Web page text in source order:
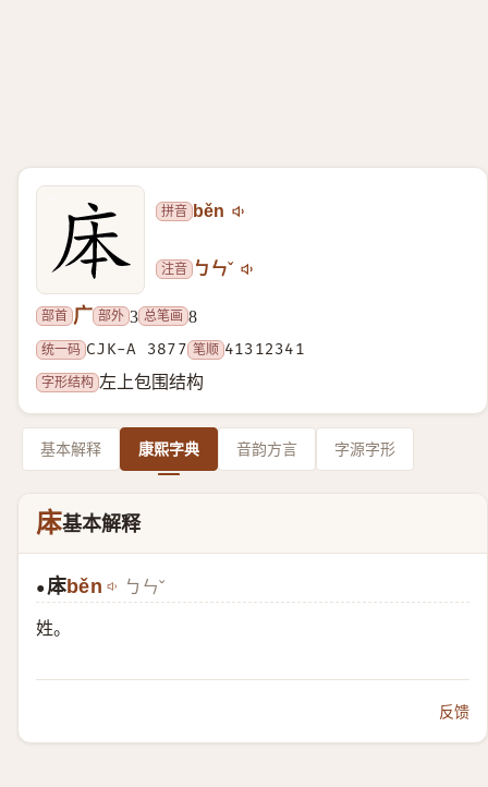
拼音 běn
注音 ㄅㄣˇ
部首 广 部外 3 总笔画 8
统一码 CJK-A 3877 笔顺 41312341
字形结构 左上包围结构
基本解释 康熙字典 音韵方言 字源字形
㡷基本解释
● 㡷běn ㄅㄣˇ
姓。
反馈